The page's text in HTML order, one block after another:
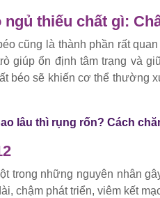
thiếu chất gì:
cũng là thành phần rất
giúp ổn định tâm trạng và
béo sẽ khiến cơ thể thường
lâu thì rụng rốn? Cách
trong những nguyên nhân
chậm phát triển, viêm kết